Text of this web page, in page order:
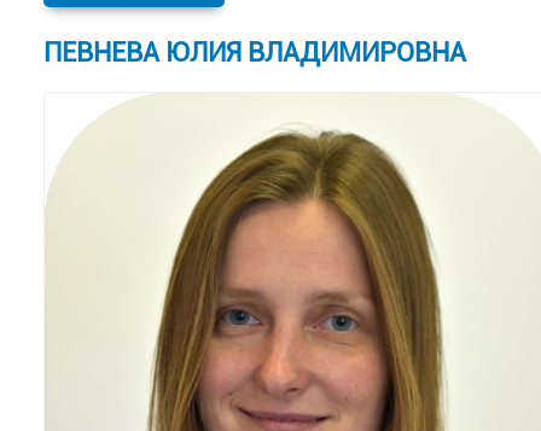
ПЕВНЕВА ЮЛИЯ ВЛАДИМИРОВНА